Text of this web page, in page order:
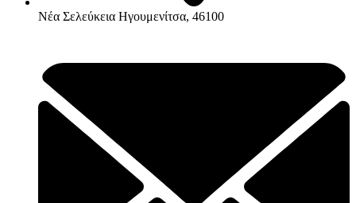
Νέα Σελεύκεια Ηγουμενίτσα, 46100